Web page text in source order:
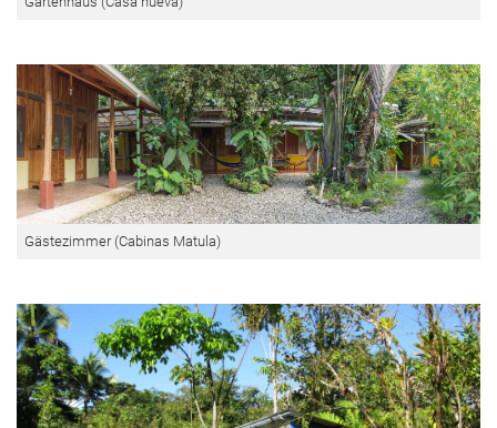
Gästezimmer (Cabinas Matula)